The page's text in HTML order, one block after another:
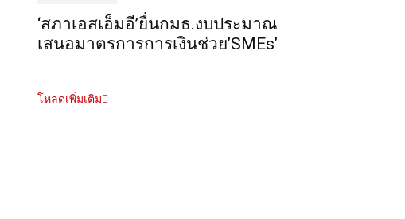
‘สภาเอสเอ็มอี’ยื่นกมธ.งบประมาณ
เสนอมาตรการการเงินช่วย’SMEs’
โหลดเพิ่มเติม